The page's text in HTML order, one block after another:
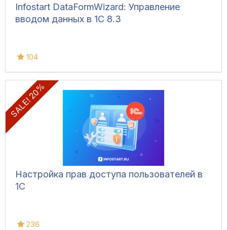
Infostart DataFormWizard: Управление
вводом данных в 1С 8.3
104
SALE! 20%
Настройка прав доступа пользователей в
1С
236